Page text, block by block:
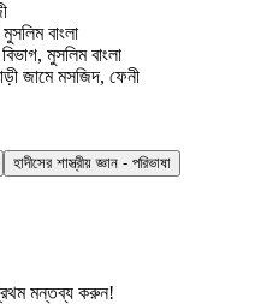
বাংলা
মুসলিম বাংলা
জামে মসজিদ, ফেনী
হাদীসের শাস্ত্রীয় জ্ঞান - পরিভাষা
মন্তব্য করুন!